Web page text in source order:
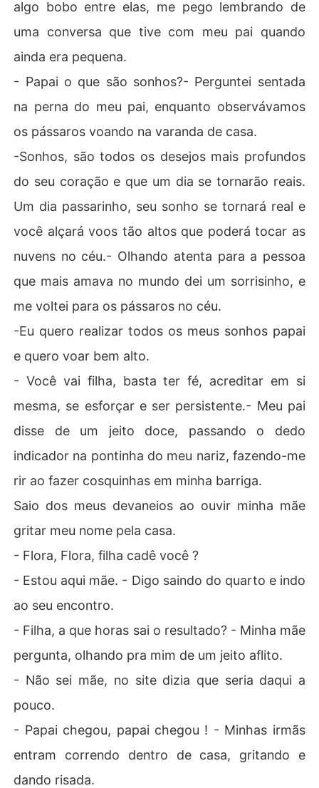
algo bobo entre elas, me pego lembrando de
uma conversa que tive com meu pai quando
ainda era pequena.
- Papai o que são sonhos?- Perguntei sentada
na perna do meu pai, enquanto observávamos
os pássaros voando na varanda de casa.
-Sonhos, são todos os desejos mais profundos
do seu coração e que um dia se tornarão reais.
Um dia passarinho, seu sonho se tornará real e
você alçará voos tão altos que poderá tocar as
nuvens no céu.- Olhando atenta para a pessoa
que mais amava no mundo dei um sorrisinho, e
me voltei para os pássaros no céu.
-Eu quero realizar todos os meus sonhos papai
e quero voar bem alto.
- Você vai filha, basta ter fé, acreditar em si
mesma, se esforçar e ser persistente.- Meu pai
disse de um jeito doce, passando o dedo
indicador na pontinha do meu nariz, fazendo-me
rir ao fazer cosquinhas em minha barriga.
Saio dos meus devaneios ao ouvir minha mãe
gritar meu nome pela casa.
- Flora, Flora, filha cadê você ?
- Estou aqui mãe. - Digo saindo do quarto e indo
ao seu encontro.
- Filha, a que horas sai o resultado? - Minha mãe
pergunta, olhando pra mim de um jeito aflito.
- Não sei mãe, no site dizia que seria daqui a
pouco.
- Papai chegou, papai chegou ! - Minhas irmãs
entram correndo dentro de casa, gritando e
dando risada.